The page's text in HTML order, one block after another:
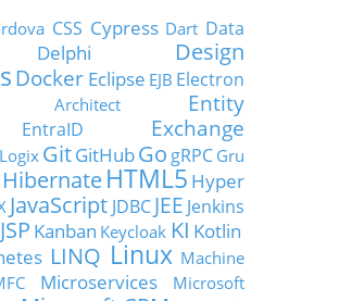
CSS Cypress Dart Data
Delphi
Design
Docker Eclipse EJB Electron
Architect
Entity
EntraID
Exchange
GitGitHubGo gRPC Gru
HibernateHTML5 Hyper
JavaScript JDBC JEE Jenkins
JSP Kanban Keycloak KI Kotlin
LINQ Linux Machine
Microservices
Microsoft